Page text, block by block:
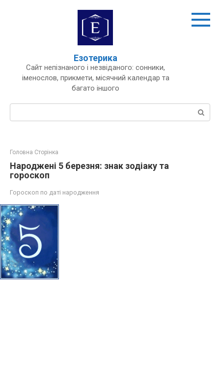
Езотерика
Сайт непізнаного і незвіданого: сонники,
іменослов, прикмети, місячний календар та
багато іншого
Пошук:
Головна Сторінка
Народжені 5 березня: знак зодіаку та
гороскоп
Гороскоп по даті народження